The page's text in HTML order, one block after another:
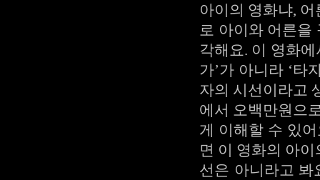
아이의 영화냐,
로 아이와 어른을
각해요. 이 영화에
가’가 아니라 ‘타
자의 시선이라고
에서 오백만원으
게 이해할 수 있
면 이 영화의 아
선은 아니라고 봐